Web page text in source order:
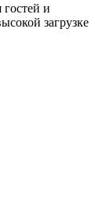
и
загрузке